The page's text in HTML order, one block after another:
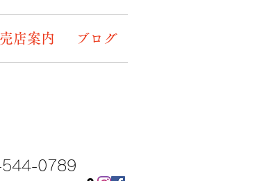
売店案内 ブログ
0789